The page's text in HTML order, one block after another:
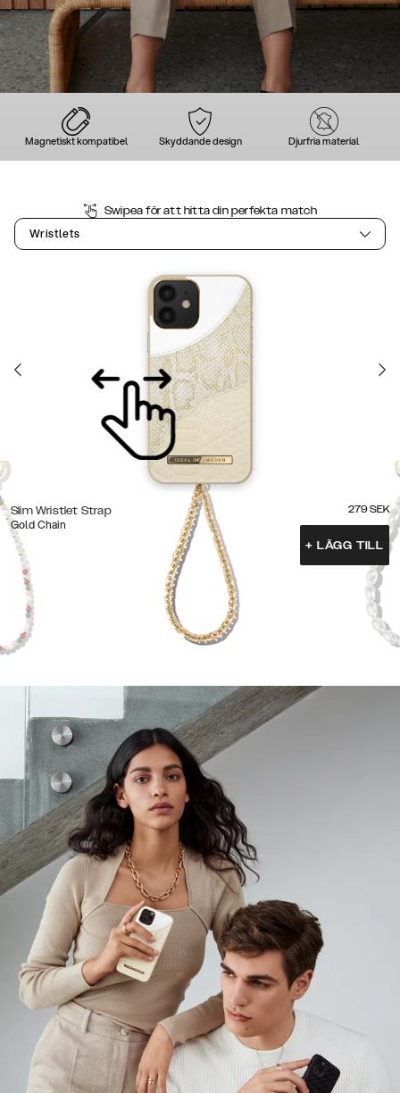
Magnetiskt kompatibel Skyddande design Djurfria material
Swipea för att hitta din perfekta match
Wristlets
Slim Wristlet Strap
Gold Chain
279 SEK
+ LÄGG TILL